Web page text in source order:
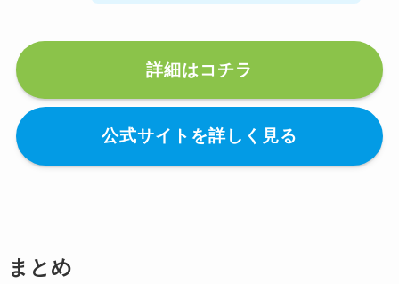
詳細はコチラ
公式サイトを詳しく見る
まとめ